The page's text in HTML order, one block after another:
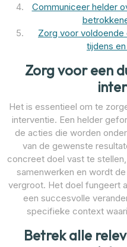
Communiceer helder
Zorg voor voldoende
tijdens
Zorg voor een
Het is essentieel om te
interventie. Een helder
de acties die worden
van de gewenste
concreet doel vast te
samenwerken en wordt
vergroot. Het doel fungeert
een succesvolle
specifieke context
Betrek alle